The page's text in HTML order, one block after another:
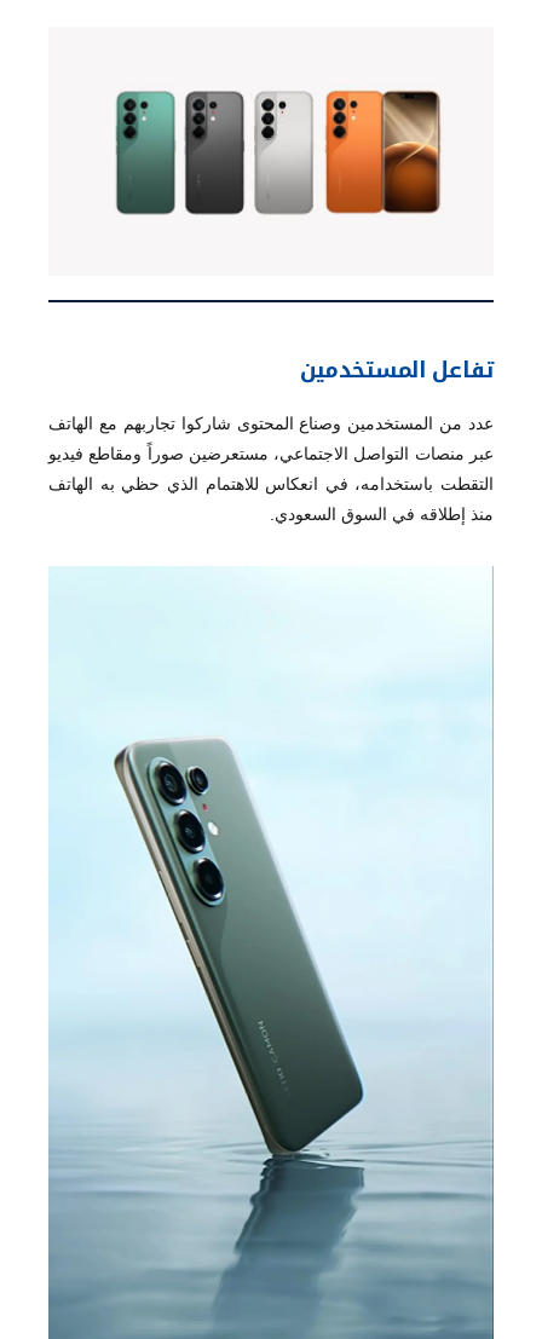
تفاعل المستخدمين
عدد من المستخدمين وصناع المحتوى شاركوا تجاربهم مع الهاتف
عبر منصات التواصل الاجتماعي، مستعرضين صوراً ومقاطع فيديو
التقطت باستخدامه، في انعكاس للاهتمام الذي حظي به الهاتف
منذ إطلاقه في السوق السعودي.